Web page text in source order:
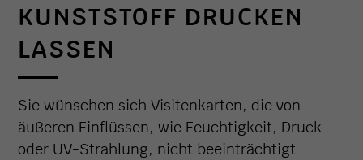
KUNSTSTOFF DRUCKEN
LASSEN
Sie wünschen sich Visitenkarten, die von
äußeren Einflüssen, wie Feuchtigkeit, Druck
oder UV-Strahlung, nicht beeinträchtigt